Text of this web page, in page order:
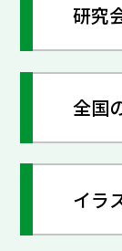
研究
全国
イラ